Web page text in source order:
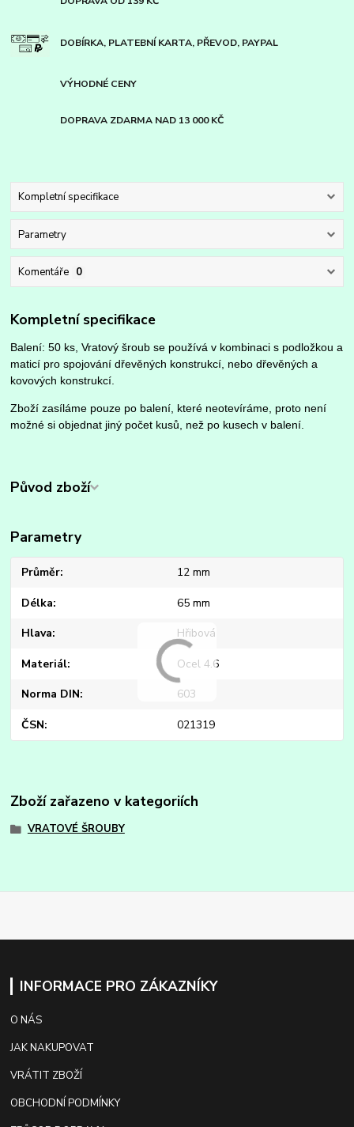
DOBÍRKA, PLATEBNÍ KARTA, PŘEVOD, PAYPAL
VÝHODNÉ CENY
DOPRAVA ZDARMA NAD 13 000 KČ
Kompletní specifikace
Parametry
Komentáře 0
Kompletní specifikace
Balení: 50 ks, Vratový šroub se používá v kombinaci s podložkou a
maticí pro spojování dřevěných konstrukcí, nebo dřevěných a
kovových konstrukcí.
Zboží zasíláme pouze po balení, které neotevíráme, proto není
možné si objednat jiný počet kusů, než po kusech v balení.
Původ zboží
Parametry
Průměr 12 mm
Délka 65 mm
Hlava Hřibová
Materiál Ocel 4.6
Norma DIN 603
ČSN 021319
Zboží zařazeno v kategoriích
VRATOVÉ ŠROUBY
INFORMACE PRO ZÁKAZNÍKY
O NÁS
JAK NAKUPOVAT
VRÁTIT ZBOŽÍ
OBCHODNÍ PODMÍNKY